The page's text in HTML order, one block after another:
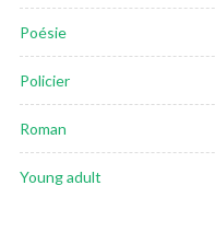
Poésie
Policier
Roman
Young adult